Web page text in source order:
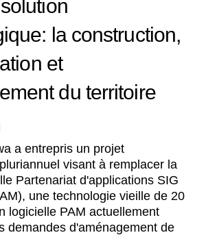
la construction,
et
du territoire
Nouvelle solution
Nouvelle
Nouvelle
Courriel Nouvelle
a entrepris un projet
visant à remplacer la
Partenariat d'applications SIG
une technologie vieille de 20
logicielle PAM actuellement
demandes d'aménagement de